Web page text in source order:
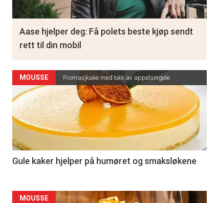
MOUSSE Fromasjkake med lokk av appelsingele
Gule kaker hjelper på humøret og smaksløkene
MOUSSE
Aase hjelper deg: Få polets beste kjøp sendt
rett til din mobil